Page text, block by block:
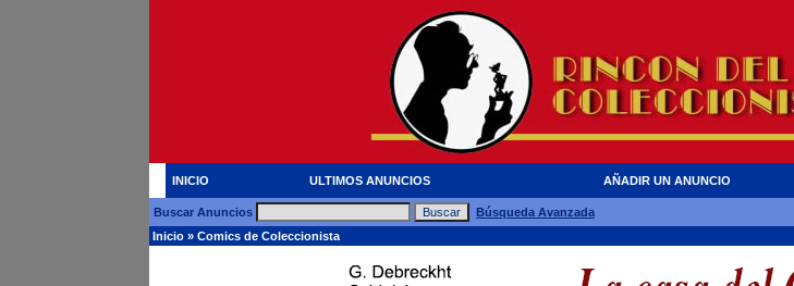
INICIO ULTIMOS ANUNCIOS AÑADIR UN ANUNCIO
Buscar Anuncios
Búsqueda Avanzada
Inicio » Comics de Coleccionista